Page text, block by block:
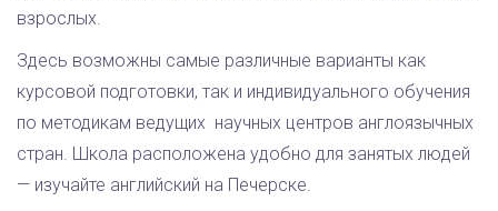
взрослых.
Здесь возможны самые различные варианты как
курсовой подготовки, так и индивидуального обучения
по методикам ведущих научных центров англоязычных
стран. Школа расположена удобно для занятых людей
— изучайте английский на Печерске.